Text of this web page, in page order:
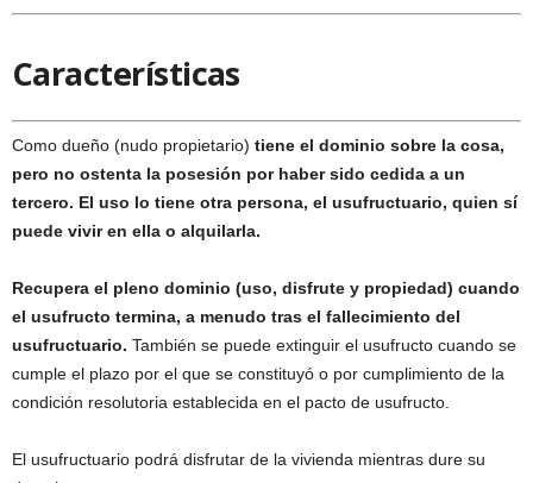
Características
Como dueño (nudo propietario) tiene el dominio sobre la cosa,
pero no ostenta la posesión por haber sido cedida a un
tercero. El uso lo tiene otra persona, el usufructuario, quien sí
puede vivir en ella o alquilarla.
Recupera el pleno dominio (uso, disfrute y propiedad) cuando
el usufructo termina, a menudo tras el fallecimiento del
usufructuario. También se puede extinguir el usufructo cuando se
cumple el plazo por el que se constituyó o por cumplimiento de la
condición resolutoria establecida en el pacto de usufructo.
El usufructuario podrá disfrutar de la vivienda mientras dure su